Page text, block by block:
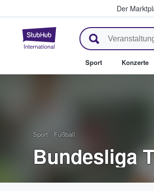
Der
StubHub - Wo
Sport Konzerte
Sport / Fußball
Bundesliga